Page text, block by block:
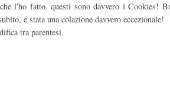
l'ho fatto, questi sono davvero i Cookies!
é stata una colazione davvero eccezionale!
tra parentesi.